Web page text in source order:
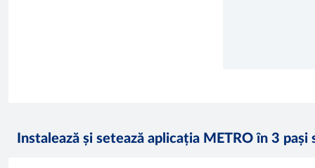
Instalează și setează aplicația METRO în 3 pași